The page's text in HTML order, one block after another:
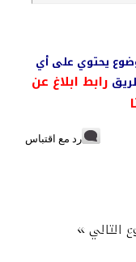
يحتوي على أي
رابط ابلاغ عن
رد مع اقتباس
التالي»